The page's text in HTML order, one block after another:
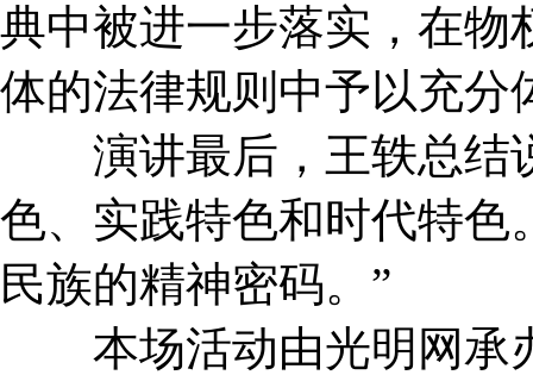
典中被进一步落实，在物
体的法律规则中予以充分
演讲最后，王轶总结
色、实践特色和时代特色
民族的精神密码。”
本场活动由光明网承